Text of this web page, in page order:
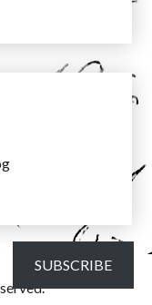
SUBSCRIBE